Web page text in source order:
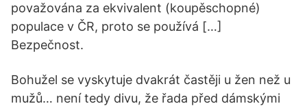
považována za ekvivalent (koupěschopné)
populace v ČR, proto se používá […]
Bezpečnost.
Bohužel se vyskytuje dvakrát častěji u žen než u
mužů… není tedy divu, že řada před dámskými